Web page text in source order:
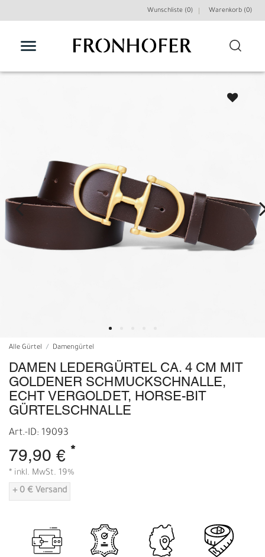
Wunschliste (0) Warenkorb (0)
Alle Gürtel Damengürtel
DAMEN LEDERGÜRTEL CA. 4 CM MIT
GOLDENER SCHMUCKSCHNALLE,
ECHT VERGOLDET, HORSE-BIT
GÜRTELSCHNALLE
Art.-ID: 19093
79,90 € *
* inkl. MwSt. 19%
+ 0 € Versand